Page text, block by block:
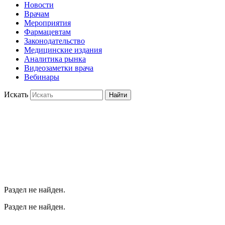
Новости
Врачам
Мероприятия
Фармацевтам
Законодательство
Медицинские издания
Аналитика рынка
Видеозаметки врача
Вебинары
Искать Найти
Раздел не найден.
Раздел не найден.